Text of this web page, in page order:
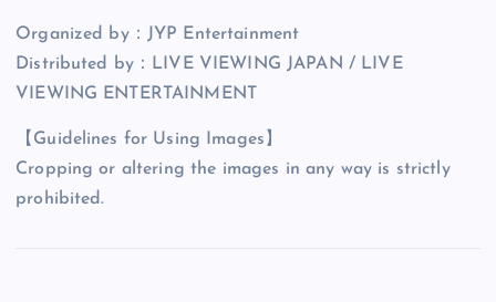
Organized by：JYP Entertainment
Distributed by：LIVE VIEWING JAPAN / LIVE
VIEWING ENTERTAINMENT
【Guidelines for Using Images】
Cropping or altering the images in any way is strictly
prohibited.